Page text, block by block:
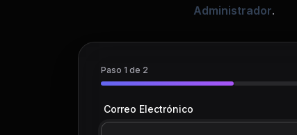
Administrador.
Paso 1 de 2
Correo Electrónico